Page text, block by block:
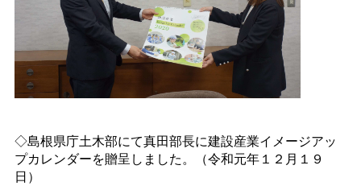
◇島根県庁土木部にて真田部長に建設産業イメージアッ
プカレンダーを贈呈しました。（令和元年１２月１９
日）